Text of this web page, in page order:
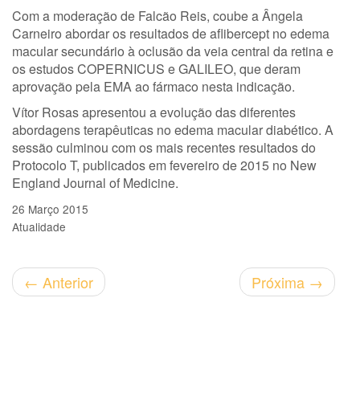
Com a moderação de Falcão Reis, coube a Ângela
Carneiro abordar os resultados de aflibercept no edema
macular secundário à oclusão da veia central da retina e
os estudos COPERNICUS e GALILEO, que deram
aprovação pela EMA ao fármaco nesta indicação.
Vítor Rosas apresentou a evolução das diferentes
abordagens terapêuticas no edema macular diabético. A
sessão culminou com os mais recentes resultados do
Protocolo T, publicados em fevereiro de 2015 no New
England Journal of Medicine.
26 Março 2015
Atualidade
← Anterior Próxima →